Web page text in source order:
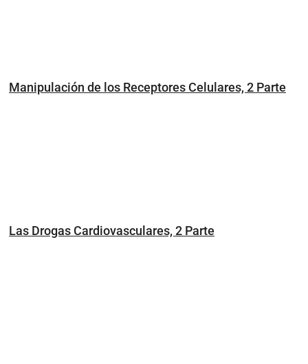
Manipulación de los Receptores Celulares, 2 Parte
Las Drogas Cardiovasculares, 2 Parte